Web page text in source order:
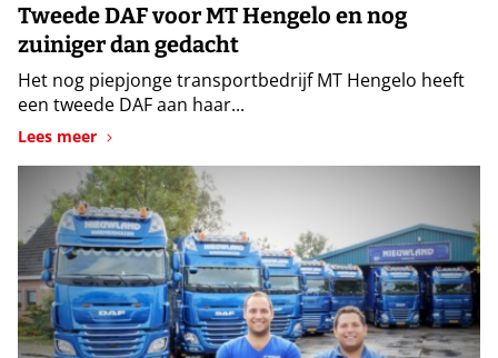
Tweede DAF voor MT Hengelo en nog
zuiniger dan gedacht
Het nog piepjonge transportbedrijf MT Hengelo heeft
een tweede DAF aan haar...
Lees meer